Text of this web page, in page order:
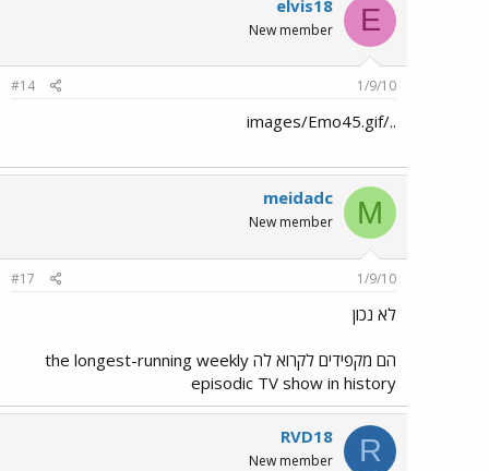
E
elvis18
New member
1/9/10
#14
../images/Emo45.gif
M
meidadc
New member
1/9/10
#17
לא נכון
הם מקפידים לקרוא לה the longest-running weekly
episodic TV show in history
R
RVD18
New member